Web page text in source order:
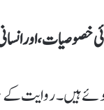
خصوصیات، اور
ہیں۔ روایت